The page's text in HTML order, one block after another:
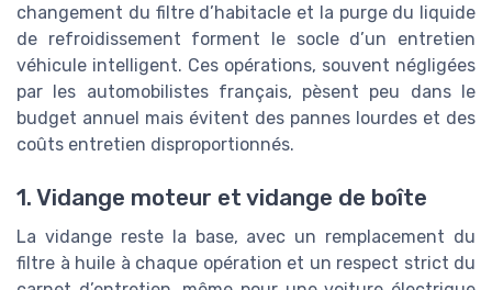
changement du filtre d’habitacle et la purge du liquide
de refroidissement forment le socle d’un entretien
véhicule intelligent. Ces opérations, souvent négligées
par les automobilistes français, pèsent peu dans le
budget annuel mais évitent des pannes lourdes et des
coûts entretien disproportionnés.
1. Vidange moteur et vidange de boîte
La vidange reste la base, avec un remplacement du
filtre à huile à chaque opération et un respect strict du